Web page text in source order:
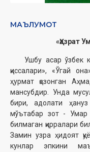
МАЪЛУМОТ
«Ҳазрат
Ушбу асар ўзбек
қиссалари», «Ўгай
ҳурмат қозонган
мансубдир. Унда
бири, адолати ҳануз
мўътабар зот - Умар
билмаган қирралари
Замин узра ҳидоят
кунлар эпкини